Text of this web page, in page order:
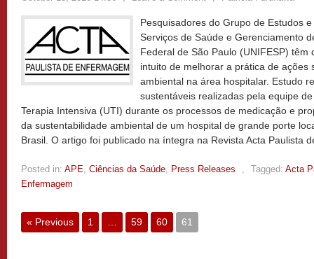
Pesquisadores do Grupo de Estudos
Serviços de Saúde e Gerenciamento
Federal de São Paulo (UNIFESP) têm
intuito de melhorar a prática de ações
ambiental na área hospitalar. Estudo
sustentáveis realizadas pela equipe
Terapia Intensiva (UTI) durante os processos de medicação e
da sustentabilidade ambiental de um hospital de grande porte
Brasil. O artigo foi publicado na íntegra na Revista Acta Paulista
Posted in: APE, Ciências da Saúde, Press Releases , Tagged: Acta
Enfermagem
« Previous 1 59 60 61